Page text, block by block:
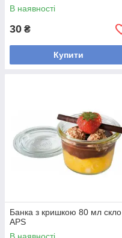
В наявності
30 ₴
Купити
Банка з кришкою 80 мл скло
APS